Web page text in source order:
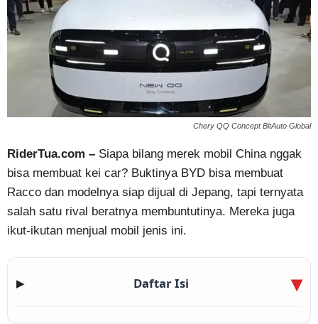
Chery QQ Concept BitAuto Global
RiderTua.com – Siapa bilang merek mobil China nggak
bisa membuat kei car? Buktinya BYD bisa membuat
Racco dan modelnya siap dijual di Jepang, tapi ternyata
salah satu rival beratnya membuntutinya. Mereka juga
ikut-ikutan menjual mobil jenis ini.
▶ Daftar Isi